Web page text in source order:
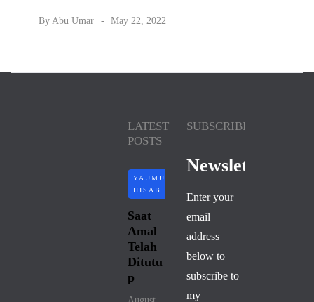
By Abu Umar May 22, 2022
LATEST
POSTS
YAUMUL
HISAB
Saat
Amal
Telah
Ditutu
p
SUBSCRIBE
Newsletter
Enter your
email
address
below to
subscribe to
my